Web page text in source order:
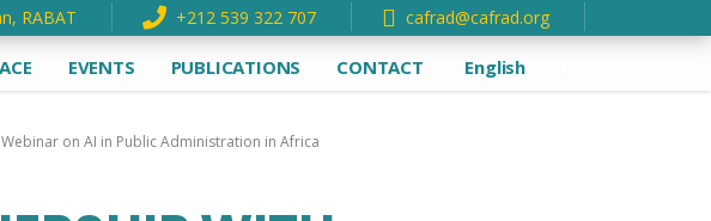
RABAT +212 539 322 707 cafrad@cafrad.org
EVENTS PUBLICATIONS CONTACT English
on AI in Public Administration in Africa